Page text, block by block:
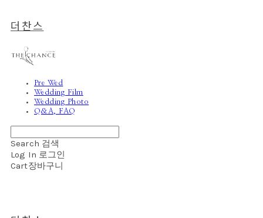
더찬스
Pre Wed
Wedding Film
Wedding Photo
Q&A, FAQ
Search 검색
Log In 로그인
Cart장바구니